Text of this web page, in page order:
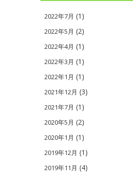
2022年7月 (1)
2022年5月 (2)
2022年4月 (1)
2022年3月 (1)
2022年1月 (1)
2021年12月 (3)
2021年7月 (1)
2020年5月 (2)
2020年1月 (1)
2019年12月 (1)
2019年11月 (4)